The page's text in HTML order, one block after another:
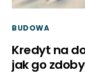
BUDOWA
Kredyt na
jak go